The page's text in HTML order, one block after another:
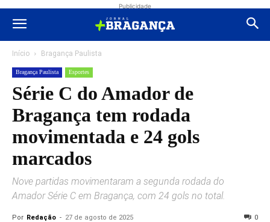
Publicidade
Início Bragança Paulista
Bragança Paulista Esportes
Série C do Amador de
Bragança tem rodada
movimentada e 24 gols
marcados
Nove partidas movimentaram a segunda rodada do
Amador Série C em Bragança, com 24 gols no total.
Por Redação - 27 de agosto de 2025 0